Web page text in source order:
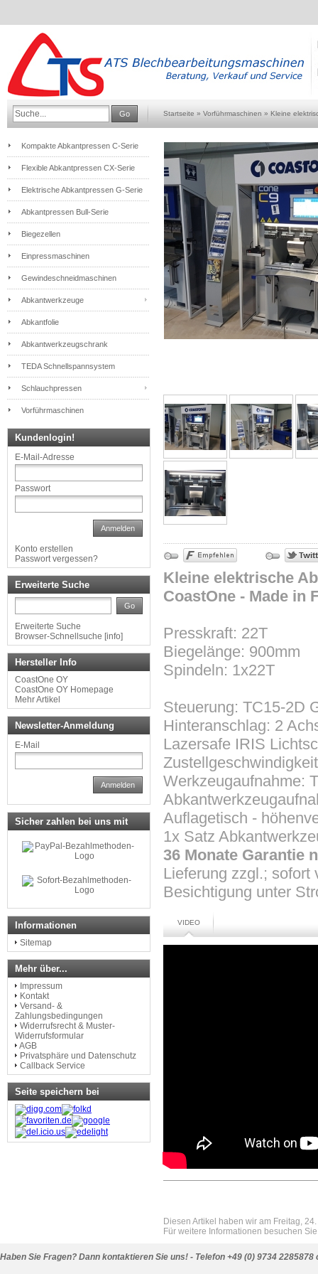
Go Startseite » Vorführmaschinen » Kleine
Kleine elektrische
CoastOne - Made in
Presskraft: 22T
Biegelänge: 900mm
Spindeln: 1x22T
Steuerung: TC15-2D
Hinteranschlag: 2
Lazersafe IRIS
Werkzeugaufnahme:
Auflagetisch -
1x Satz
36 Monate Garantie
Lieferung zzgl.; sofort
Besichtigung unter
VIDEO
Diesen Artikel haben wir am Freitag,
Für weitere Informationen besuchen
Kompakte Abkantpressen C-Serie
Flexible Abkantpressen CX-Serie
Elektrische Abkantpressen G-Serie
Abkantpressen Bull-Serie
Biegezellen
Einpressmaschinen
Gewindeschneidmaschinen
Abkantwerkzeuge
Abkantfolie
Abkantwerkzeugschrank
TEDA Schnellspannsystem
Schlauchpressen
Vorführmaschinen
Kundenlogin!
E-Mail-Adresse
Passwort
Anmelden
Konto erstellen
Passwort vergessen?
Erweiterte Suche
Go
Erweiterte Suche
Browser-Schnellsuche [info]
Hersteller Info
CoastOne OY
CoastOne OY Homepage
Mehr Artikel
Newsletter-Anmeldung
E-Mail
Anmelden
Sicher zahlen bei uns mit
Informationen
Sitemap
Mehr über...
Impressum
Kontakt
Versand- &
Zahlungsbedingungen
Widerrufsrecht & Muster-
Widerrufsformular
AGB
Privatsphäre und Datenschutz
Callback Service
Seite speichern bei
Haben Sie Fragen? Dann kontaktieren Sie uns! - Telefon +49 (0) 9734